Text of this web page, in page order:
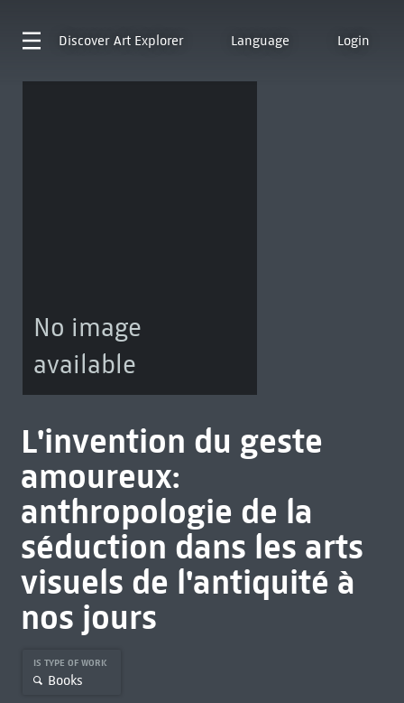
Discover Art Explorer Language Login
No image
available
L'invention du geste
amoureux:
anthropologie de la
séduction dans les arts
visuels de l'antiquité à
nos jours
IS TYPE OF WORK
Books